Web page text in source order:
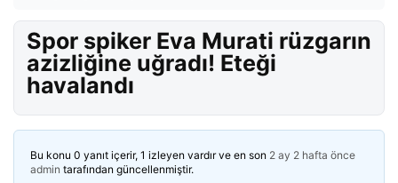
Spor spiker Eva Murati rüzgarın
azizliğine uğradı! Eteği
havalandı
Bu konu 0 yanıt içerir, 1 izleyen vardır ve en son 2 ay 2 hafta önce
admin tarafından güncellenmiştir.